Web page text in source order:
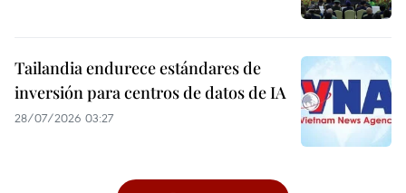
Tailandia endurece estándares de
inversión para centros de datos de IA
28/07/2026 03:27